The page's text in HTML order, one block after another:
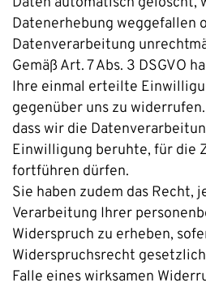
Datenerhebung weggefallen
Datenverarbeitung
Gemäß Art. 7 Abs. 3 DSGVO
Ihre einmal erteilte
gegenüber uns zu
dass wir die
Einwilligung beruhte, für die
fortführen dürfen.
Sie haben zudem das Recht,
Verarbeitung Ihrer
Widerspruch zu erheben,
Widerspruchsrecht
Falle eines wirksamen